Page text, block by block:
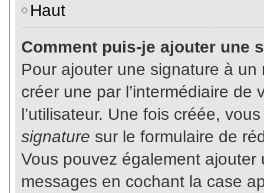
Haut
Comment puis-je ajouter une
Pour ajouter une signature à un
créer une par l’intermédiaire
l’utilisateur. Une fois créée,
signature sur le formulaire de
Vous pouvez également
messages en cochant la case